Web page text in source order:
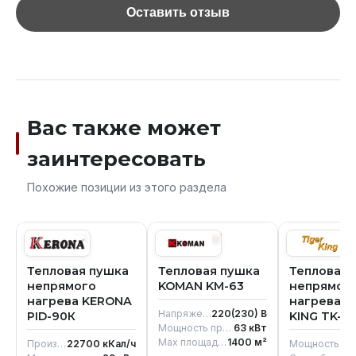
Оставить отзыв
Вас также может
заинтересовать
Похожие позиции из этого раздела
Тепловая пушка
непрямого
нагрева KERONA
PID-90К
Производительность 22700 кКал/ч
Тепловая пушка
KOMAN KM-63
Напряжение220(230) В
Мощность при обогреве 63 кВт
Max площадь обогрева 1400 м²
Тепловая
нагрева
KING TK-